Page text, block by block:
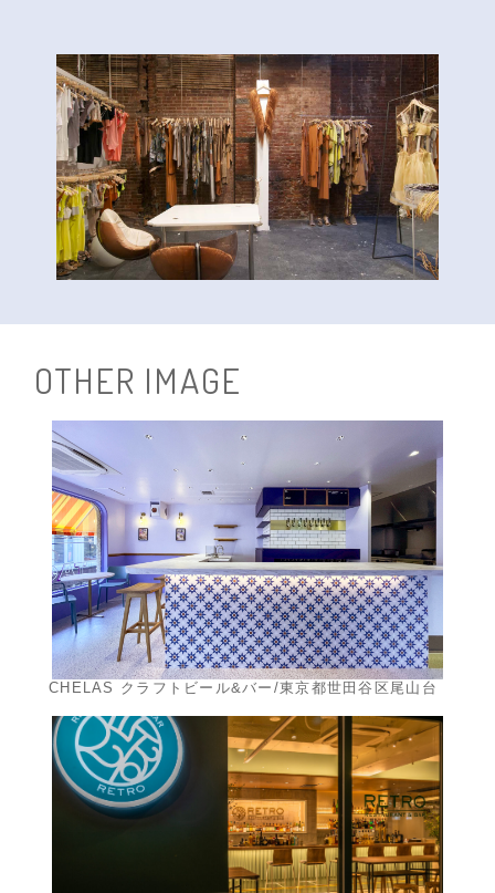
OTHER IMAGE
CHELAS クラフトビール&バー/東京都世田谷区尾山台